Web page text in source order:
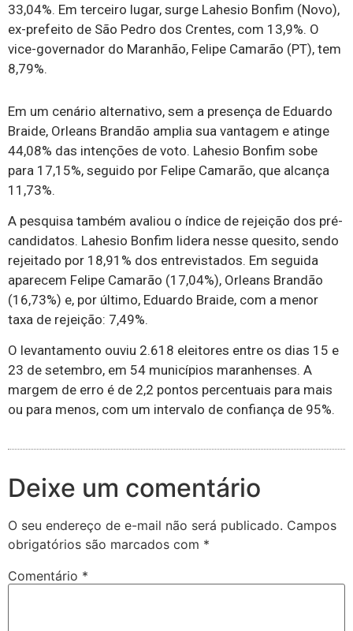
33,04%. Em terceiro lugar, surge Lahesio Bonfim (Novo),
ex-prefeito de São Pedro dos Crentes, com 13,9%. O
vice-governador do Maranhão, Felipe Camarão (PT), tem
8,79%.
Em um cenário alternativo, sem a presença de Eduardo
Braide, Orleans Brandão amplia sua vantagem e atinge
44,08% das intenções de voto. Lahesio Bonfim sobe
para 17,15%, seguido por Felipe Camarão, que alcança
11,73%.
A pesquisa também avaliou o índice de rejeição dos pré-
candidatos. Lahesio Bonfim lidera nesse quesito, sendo
rejeitado por 18,91% dos entrevistados. Em seguida
aparecem Felipe Camarão (17,04%), Orleans Brandão
(16,73%) e, por último, Eduardo Braide, com a menor
taxa de rejeição: 7,49%.
O levantamento ouviu 2.618 eleitores entre os dias 15 e
23 de setembro, em 54 municípios maranhenses. A
margem de erro é de 2,2 pontos percentuais para mais
ou para menos, com um intervalo de confiança de 95%.
Deixe um comentário
O seu endereço de e-mail não será publicado. Campos
obrigatórios são marcados com *
Comentário *